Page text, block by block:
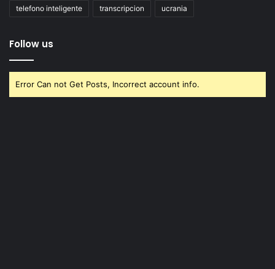
telefono inteligente transcripcion ucrania
Follow us
Error Can not Get Posts, Incorrect account info.